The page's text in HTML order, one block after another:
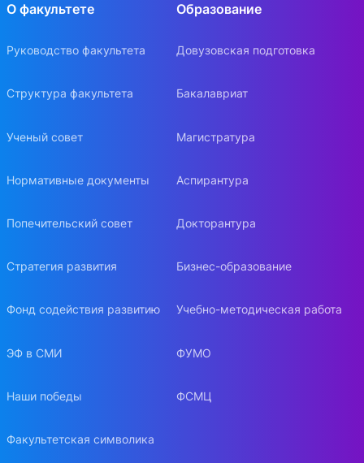
О факультете
Руководство факультета
Структура факультета
Ученый совет
Нормативные документы
Попечительский совет
Стратегия развития
Фонд содействия развитию
ЭФ в СМИ
Наши победы
Факультетская символика
Образование
Довузовская подготовка
Бакалавриат
Магистратура
Аспирантура
Докторантура
Бизнес-образование
Учебно-методическая работа
ФУМО
ФСМЦ